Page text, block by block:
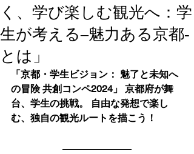
く、学び楽しむ観光へ：学
生が考える–魅力ある京都-
とは」
「京都・学生ビジョン： 魅了と未知へ
の冒険 共創コンペ2024」 京都府が舞
台、学生の挑戦。 自由な発想で楽し
む、独自の観光ルートを描こう！